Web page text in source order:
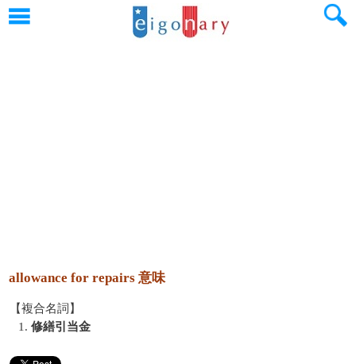
allowance for repairs 意味
【複合名詞】
1. 修繕引当金